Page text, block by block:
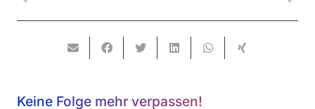
Keine Folge mehr verpassen!